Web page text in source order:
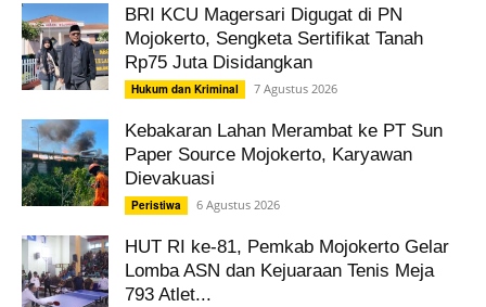
BRI KCU Magersari Digugat di PN
Mojokerto, Sengketa Sertifikat Tanah
Rp75 Juta Disidangkan
Hukum dan Kriminal 7 Agustus 2026
Kebakaran Lahan Merambat ke PT Sun
Paper Source Mojokerto, Karyawan
Dievakuasi
Peristiwa 6 Agustus 2026
HUT RI ke-81, Pemkab Mojokerto Gelar
Lomba ASN dan Kejuaraan Tenis Meja
793 Atlet...